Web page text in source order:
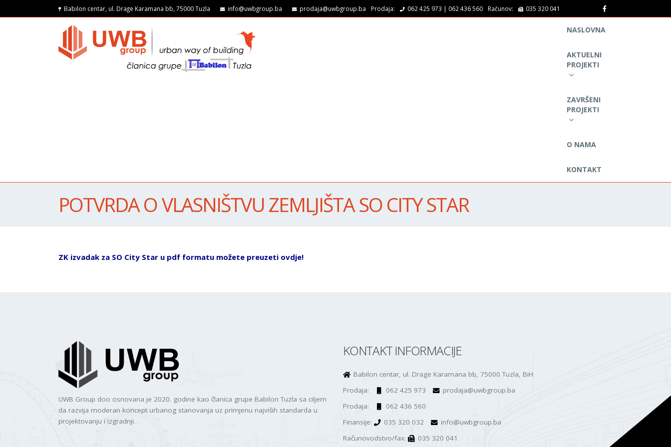
Babilon centar, ul. Drage Karamana bb, 75000 Tuzla info@uwbgroup.ba prodaja@uwbgroup.ba Prodaja: 062 425 973 | 062 436 560 Računov: 035 320 041
NASLOVNA
AKTUELNI
PROJEKTI
ZAVRŠENI
PROJEKTI
O NAMA
KONTAKT
POTVRDA O VLASNIŠTVU ZEMLJIŠTA SO CITY STAR
ZK izvadak za SO City Star u pdf formatu možete preuzeti ovdje!
UWB Group doo osnovana je 2020. godine kao članica grupe Babilon Tuzla sa ciljem
da razvija moderan koncept urbanog stanovanja uz primjenu najviših standarda u
projektovanju i izgradnji.
KONTAKT INFORMACIJE
Babilon centar, ul. Drage Karamana bb, 75000 Tuzla, BiH
Prodaja:
062 425 973
prodaja@uwbgroup.ba
Prodaja:
062 436 560
Finansije:
035 320 032
info@uwbgroup.ba
Računovodstvo/fax:
035 320 041